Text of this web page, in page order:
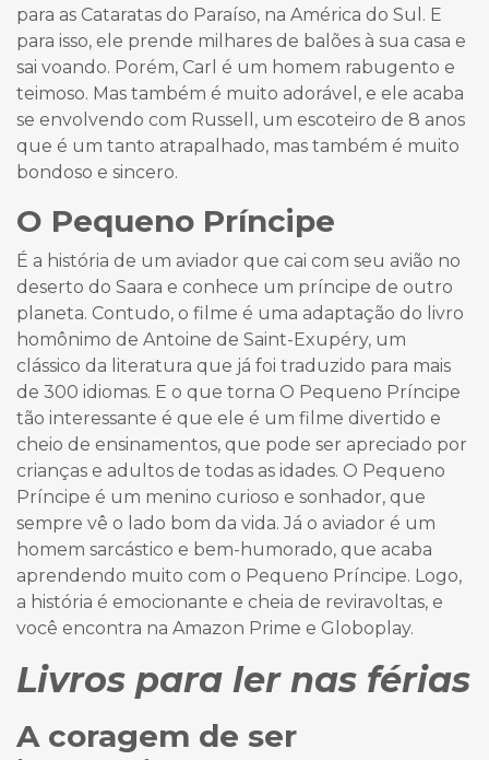
para as Cataratas do Paraíso, na América do Sul. E
para isso, ele prende milhares de balões à sua casa e
sai voando. Porém, Carl é um homem rabugento e
teimoso. Mas também é muito adorável, e ele acaba
se envolvendo com Russell, um escoteiro de 8 anos
que é um tanto atrapalhado, mas também é muito
bondoso e sincero.
O Pequeno Príncipe
É a história de um aviador que cai com seu avião no
deserto do Saara e conhece um príncipe de outro
planeta. Contudo, o filme é uma adaptação do livro
homônimo de Antoine de Saint-Exupéry, um
clássico da literatura que já foi traduzido para mais
de 300 idiomas. E o que torna O Pequeno Príncipe
tão interessante é que ele é um filme divertido e
cheio de ensinamentos, que pode ser apreciado por
crianças e adultos de todas as idades. O Pequeno
Príncipe é um menino curioso e sonhador, que
sempre vê o lado bom da vida. Já o aviador é um
homem sarcástico e bem-humorado, que acaba
aprendendo muito com o Pequeno Príncipe. Logo,
a história é emocionante e cheia de reviravoltas, e
você encontra na Amazon Prime e Globoplay.
Livros para ler nas férias
A coragem de ser